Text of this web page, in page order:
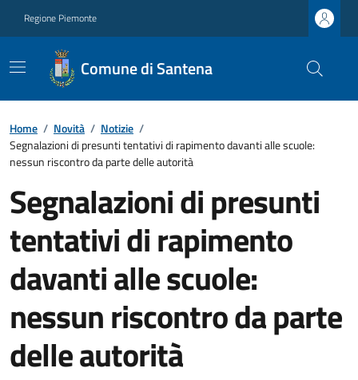
Regione Piemonte
Comune di Santena
Home / Novità / Notizie /
Segnalazioni di presunti tentativi di rapimento davanti alle scuole:
nessun riscontro da parte delle autorità
Segnalazioni di presunti
tentativi di rapimento
davanti alle scuole:
nessun riscontro da parte
delle autorità